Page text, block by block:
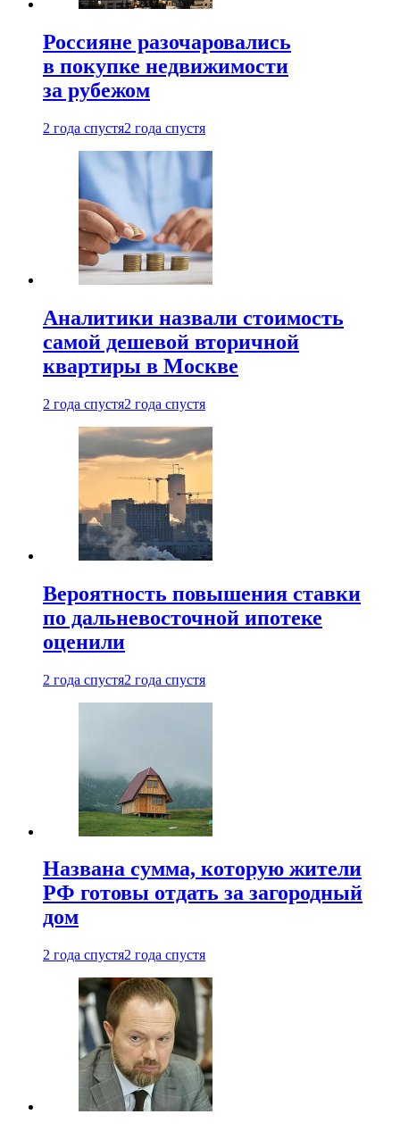
Россияне разочаровались
в покупке недвижимости
за рубежом
2 года спустя2 года спустя
Аналитики назвали стоимость
самой дешевой вторичной
квартиры в Москве
2 года спустя2 года спустя
Вероятность повышения ставки
по дальневосточной ипотеке
оценили
2 года спустя2 года спустя
Названа сумма, которую жители
РФ готовы отдать за загородный
дом
2 года спустя2 года спустя